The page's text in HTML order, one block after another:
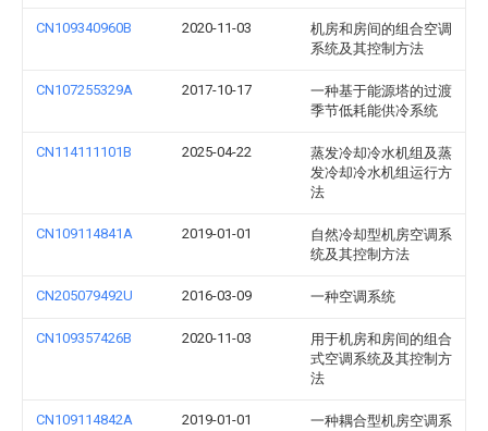
CN109340960B 2020-11-03
机房和房间的组合空调
系统及其控制方法
CN107255329A 2017-10-17
一种基于能源塔的过渡
季节低耗能供冷系统
CN114111101B 2025-04-22
蒸发冷却冷水机组及蒸
发冷却冷水机组运行方
法
CN109114841A 2019-01-01
自然冷却型机房空调系
统及其控制方法
CN205079492U 2016-03-09 一种空调系统
CN109357426B 2020-11-03
用于机房和房间的组合
式空调系统及其控制方
法
CN109114842A 2019-01-01
一种耦合型机房空调系